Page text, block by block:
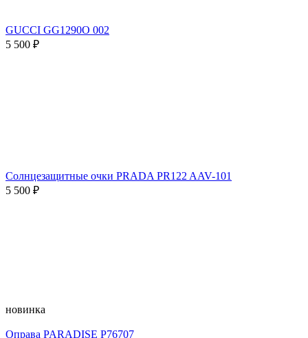
GUCCI GG1290O 002
5 500 ₽
Солнцезащитные очки PRADA PR122 AAV-101
5 500 ₽
новинка
Оправа PARADISE P76707